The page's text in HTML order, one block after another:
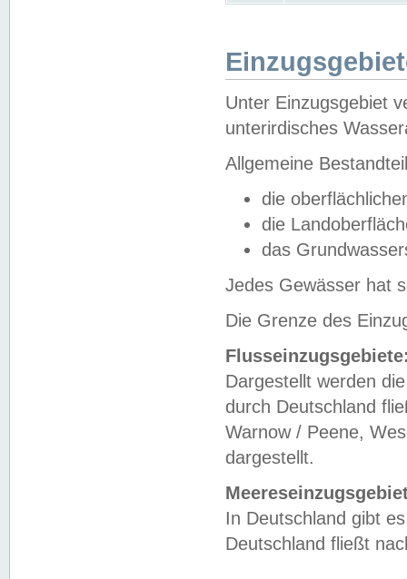
Unter Einzugsgebiet
unterirdisches
Allgemeine
die
die
das
Jedes Gewässer hat
Die Grenze des
Dargestellt werden
durch Deutschland
Warnow / Peene,
dargestellt.
In Deutschland gibt
Deutschland fließt